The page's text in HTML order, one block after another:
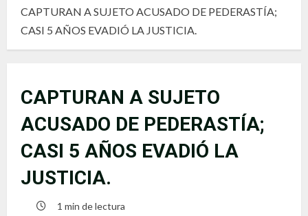
CAPTURAN A SUJETO ACUSADO DE PEDERASTÍA;
CASI 5 AÑOS EVADIÓ LA JUSTICIA.
CAPTURAN A SUJETO
ACUSADO DE PEDERASTÍA;
CASI 5 AÑOS EVADIÓ LA
JUSTICIA.
1 min de lectura